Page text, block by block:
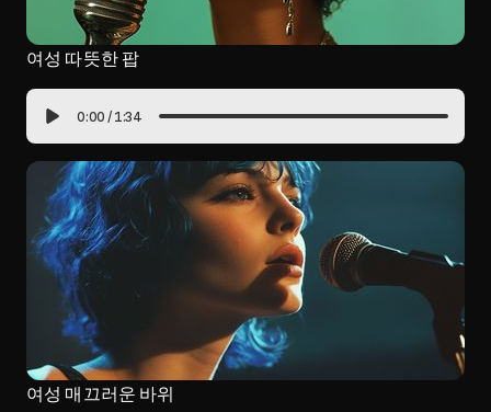
여성 따뜻한 팝
0:00 / 1:34
여성 매끄러운 바위